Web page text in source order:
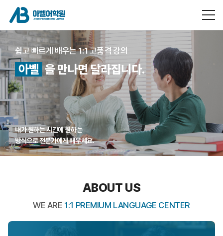
쉽고 빠르게 배우는 1:1 고품격 강의
아벨 을 만나면 달라집니다.
내가 원하는 시간에 원하는
방식으로 전문가에게 배우세요.
ABOUT US
WE ARE 1:1 PREMIUM LANGUAGE CENTER